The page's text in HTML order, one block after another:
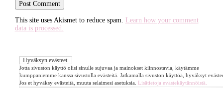
This site uses Akismet to reduce spam. Learn how your comment
data is processed.
Jotta sivuston käyttö olisi sinulle sujuvaa ja mainokset kiinnostavia, käytämme
kumppaniemme kanssa sivustolla evästeitä. Jatkamalla sivuston käyttöä, hyväksyt
Jos et hyväksy evästeitä, muuta selaimesi asetuksia. Lisätietoja evästekäytännöistä.